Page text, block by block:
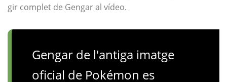
gir complet de Gengar al vídeo.
Gengar de l'antiga imatge
oficial de Pokémon es